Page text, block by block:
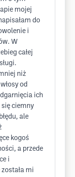
mojej
do
i
W
całej
niż
od
ich
się ciemny
ale
kogoś
a przede
i
mi